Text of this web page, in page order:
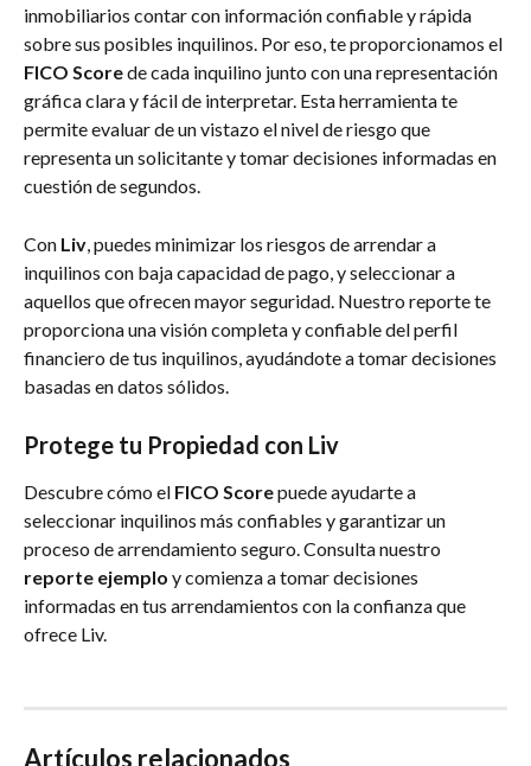
inmobiliarios contar con información confiable y rápida
sobre sus posibles inquilinos. Por eso, te proporcionamos el
FICO Score de cada inquilino junto con una representación
gráfica clara y fácil de interpretar. Esta herramienta te
permite evaluar de un vistazo el nivel de riesgo que
representa un solicitante y tomar decisiones informadas en
cuestión de segundos.
Con Liv, puedes minimizar los riesgos de arrendar a
inquilinos con baja capacidad de pago, y seleccionar a
aquellos que ofrecen mayor seguridad. Nuestro reporte te
proporciona una visión completa y confiable del perfil
financiero de tus inquilinos, ayudándote a tomar decisiones
basadas en datos sólidos.
Protege tu Propiedad con Liv
Descubre cómo el FICO Score puede ayudarte a
seleccionar inquilinos más confiables y garantizar un
proceso de arrendamiento seguro. Consulta nuestro
reporte ejemplo y comienza a tomar decisiones
informadas en tus arrendamientos con la confianza que
ofrece Liv.
Artículos relacionados